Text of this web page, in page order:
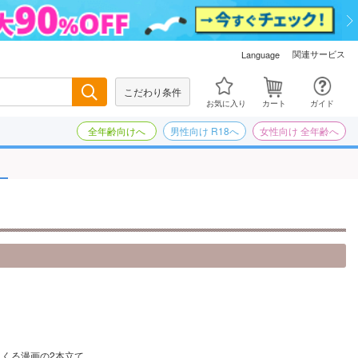
Language 関連サービス
こだわり条件
お気に入り カート ガイド
全年齢向けへ 男性向け R18へ 女性向け 全年齢へ